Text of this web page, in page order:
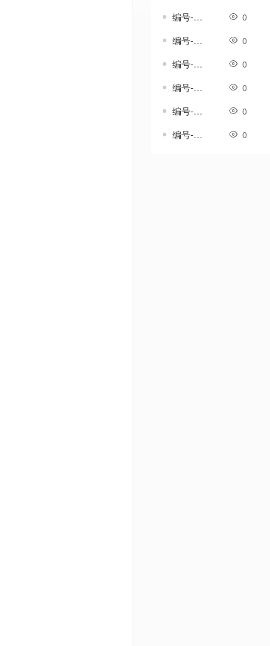
编号-雨织纹套-传奇一体剑甲素材 0
编号-雪歌套-传奇一体剑甲素材 0
编号-雪澜套-传奇一体剑甲素材 0
编号-霄影套-传奇一体剑甲素材 0
编号-霞光温热套-传奇一体剑甲素材 0
编号-韵鸣套-传奇一体剑甲素材 0